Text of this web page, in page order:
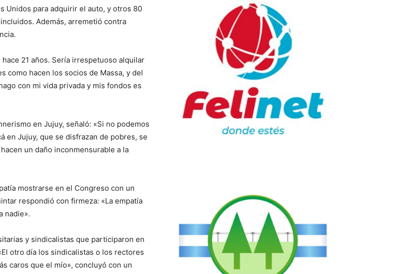
Unidos para adquirir el auto, y otros 80
Además, arremetió contra
21 años. Sería irrespetuoso alquilar
como hacen los socios de Massa, y del
con mi vida privada y mis fondos es
en Jujuy, señaló: «Si no podemos
en Jujuy, que se disfrazan de pobres, se
un daño inconmensurable a la
mostrarse en el Congreso con un
respondió con firmeza: «La empatía
nadie».
y sindicalistas que participaron en
otro día los sindicalistas o los rectores
caros que el mío», concluyó con un